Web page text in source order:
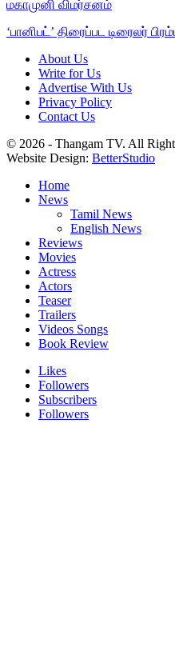
மகாமுனி விமர்சனம்
‘பானிபட்’ திரைப்பட டிரைலர்
About Us
Write for Us
Advertise With Us
Privacy Policy
Contact Us
© 2026 - Thangam TV. All
Website Design: BetterStudio
Home
News
Tamil News
English News
Reviews
Movies
Actress
Actors
Teaser
Trailers
Videos Songs
Book Review
Likes
Followers
Subscribers
Followers